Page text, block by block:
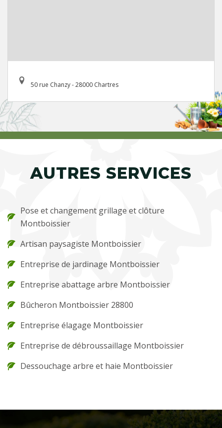
50 rue Chanzy - 28000 Chartres
AUTRES SERVICES
Pose et changement grillage et clôture
Montboissier
Artisan paysagiste Montboissier
Entreprise de jardinage Montboissier
Entreprise abattage arbre Montboissier
Bûcheron Montboissier 28800
Entreprise élagage Montboissier
Entreprise de débroussaillage Montboissier
Dessouchage arbre et haie Montboissier